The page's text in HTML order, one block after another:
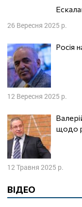
26 Вересня 2025 р.
Росія
12 Вересня 2025 р.
Валерій ПЕКАР. Якою є стратегія Китаю
щодо
12 Травня 2025 р.
ВІДЕО